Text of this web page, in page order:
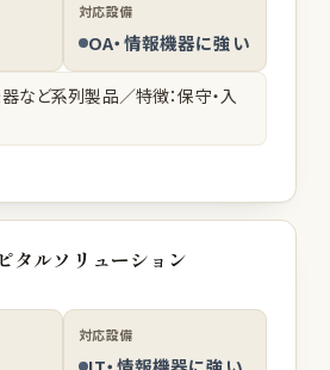
対応設備
OA・情報機器に強い
など系列製品／特徴：保守・入
タルソリューション
対応設備